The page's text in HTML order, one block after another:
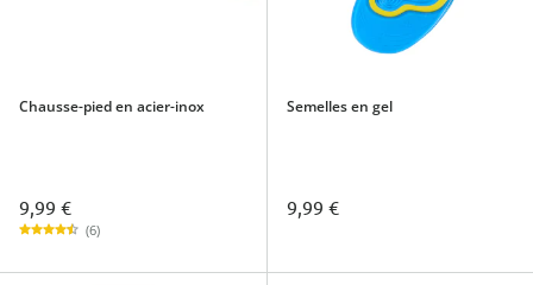
Chausse-pied en acier-inox
9,99 €
(6)
Semelles en gel
9,99 €